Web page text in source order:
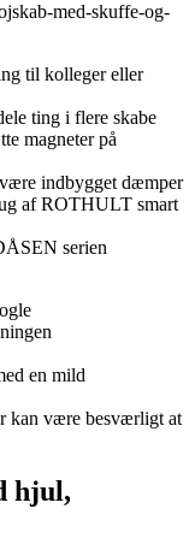
med-skuffe-og-
til kolleger eller
ting i flere skabe
magneter på
indbygget dæmper
af ROTHULT smart
serien
en mild
kan være besværligt at
hjul,